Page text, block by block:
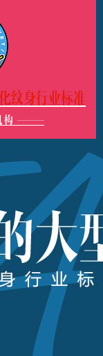
纹身行业标准
构 ———